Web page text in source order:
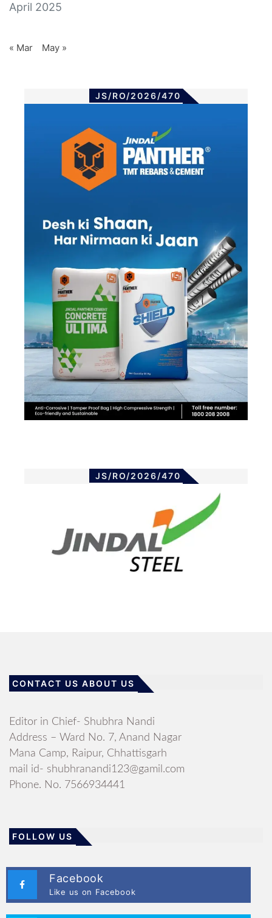
April 2025
« Mar May »
JS/RO/2026/470
JS/RO/2026/470
CONTACT US ABOUT US
Editor in Chief- Shubhra Nandi
Address – Ward No. 7, Anand Nagar
Mana Camp, Raipur, Chhattisgarh
mail id- shubhranandi123@gamil.com
Phone. No. 7566934441
FOLLOW US
Facebook
Like us on Facebook